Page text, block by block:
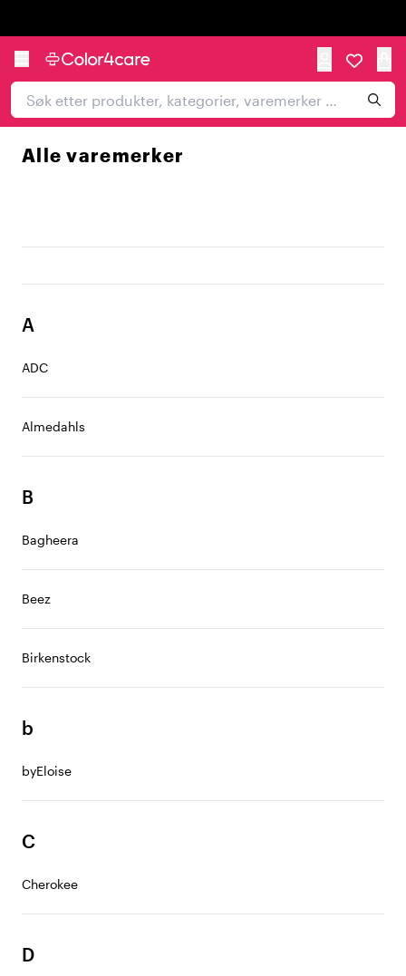
Alle varemerker
A
ADC
Almedahls
B
Bagheera
Beez
Birkenstock
b
byEloise
C
Cherokee
D